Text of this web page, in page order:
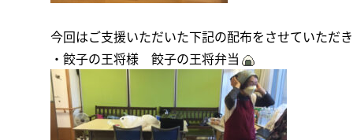
今回はご支援いただいた下記の配布をさせていただ
・餃子の王将様 餃子の王将弁当